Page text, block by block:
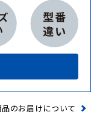
品のお届けについて